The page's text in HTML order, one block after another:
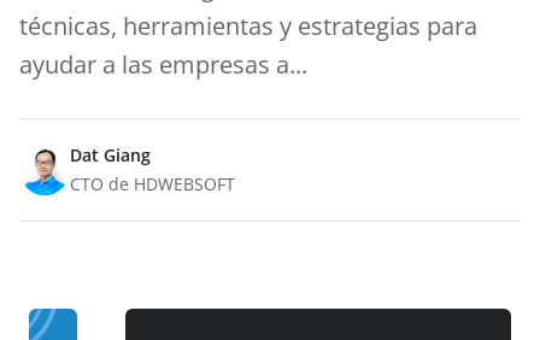
técnicas, herramientas y estrategias para
ayudar a las empresas a...
Dat Giang
CTO de HDWEBSOFT